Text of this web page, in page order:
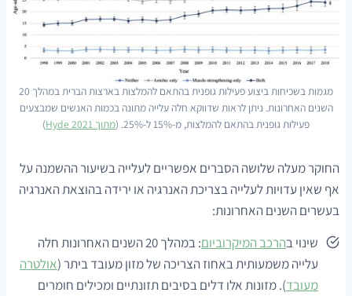
מגמות בשכיחות ביצוע פעילות גופנית בהתאם להמלצות בארצות הברית במהלך 20
השנים האחרונות. ניתן לראות שדווקא חלה עלייה מתונה בכמות האנשים שמבצעים
פעילות גופנית בהתאם להמלצות, מ-15% ל-25%. (
מתוך Hyde 2021 )
החוקר מעלה שלושה הסברים אפשריים לעלייה בשיעור ההשמנה על
אף שאין עדויות לעלייה בצריכת האנרגיה או ירידה בהוצאת האנרגיה
בעשרים השנים האחרונות:
שינוי בהרכב המיקרוביום
: במהלך 20 השנים האחרונות חלה
עלייה משמעותית באחוז הצריכה של מזון מעובד ביתר (אולטרה
מעובד). מזונות אלו דלים בסיבים תזונתיים ומכילים חומרים